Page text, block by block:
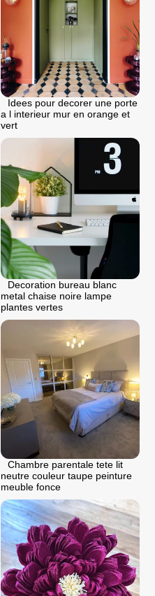
Idees pour decorer une porte
a l interieur mur en orange et
vert
Decoration bureau blanc
metal chaise noire lampe
plantes vertes
Chambre parentale tete lit
neutre couleur taupe peinture
meuble fonce